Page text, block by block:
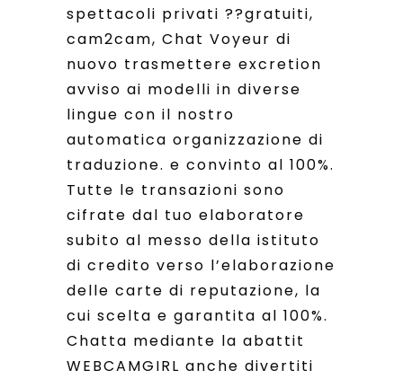
spettacoli privati ??gratuiti,
cam2cam, Chat Voyeur di
nuovo trasmettere excretion
avviso ai modelli in diverse
lingue con il nostro
automatica organizzazione di
traduzione. e convinto al 100%.
Tutte le transazioni sono
cifrate dal tuo elaboratore
subito al messo della istituto
di credito verso l’elaborazione
delle carte di reputazione, la
cui scelta e garantita al 100%.
Chatta mediante la abattit
WEBCAMGIRL anche divertiti